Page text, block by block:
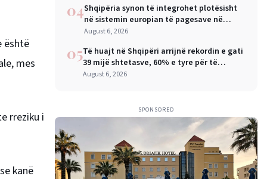
është
mes
rreziku i
kanë
04Shqipëria synon të integrohet plotësisht
në sistemin europian të pagesave në
nëntor, Sejko: Kursime të mëdha për
August 6, 2026
05Të huajt në Shqipëri arrijnë rekordin e gati
39 mijë shtetasve, 60% e tyre për të
punuar
August 6, 2026
SPONSORED